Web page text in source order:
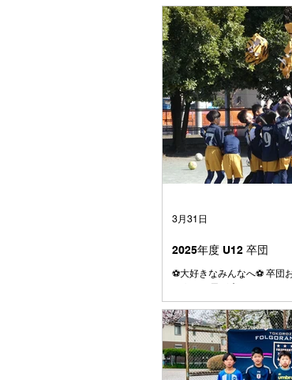
2025年度 U12 卒団
⚽️大好きなみんなへ⚽️ 卒団
大きかった4号級のボール
も、今じゃとても小さく感
ら、 やんちゃで、うるさく
く笑う子たちでした☺️ みん
の頃、何人かはすでにファ
まだここにいるメンバーの
3月31日